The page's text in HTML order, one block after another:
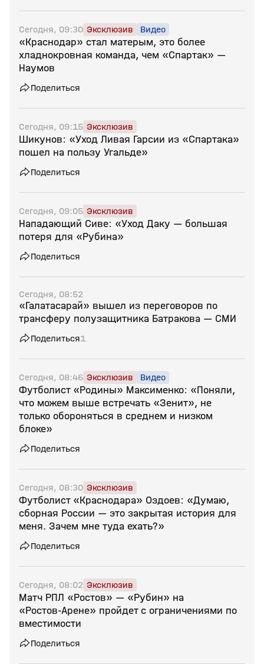
Сегодня, 09:30 Эксклюзив Видео
«Краснодар» стал матерым, это более
хладнокровная команда, чем «Спартак» —
Наумов
Поделиться
Сегодня, 09:15 Эксклюзив
Шикунов: «Уход Ливая Гарсии из «Спартака»
пошел на пользу Угальде»
Поделиться
Сегодня, 09:05 Эксклюзив
Нападающий Сиве: «Уход Даку — большая
потеря для «Рубина»
Поделиться
Сегодня, 08:52
«Галатасарай» вышел из переговоров по
трансферу полузащитника Батракова — СМИ
Поделиться1
Сегодня, 08:46 Эксклюзив Видео
Футболист «Родины» Максименко: «Поняли,
что можем выше встречать «Зенит», не
только обороняться в среднем и низком
блоке»
Поделиться
Сегодня, 08:30 Эксклюзив
Футболист «Краснодара» Оздоев: «Думаю,
сборная России — это закрытая история для
меня. Зачем мне туда ехать?»
Поделиться
Сегодня, 08:02 Эксклюзив
Матч РПЛ «Ростов» — «Рубин» на
«Ростов‑Арене» пройдет с ограничениями по
вместимости
Поделиться